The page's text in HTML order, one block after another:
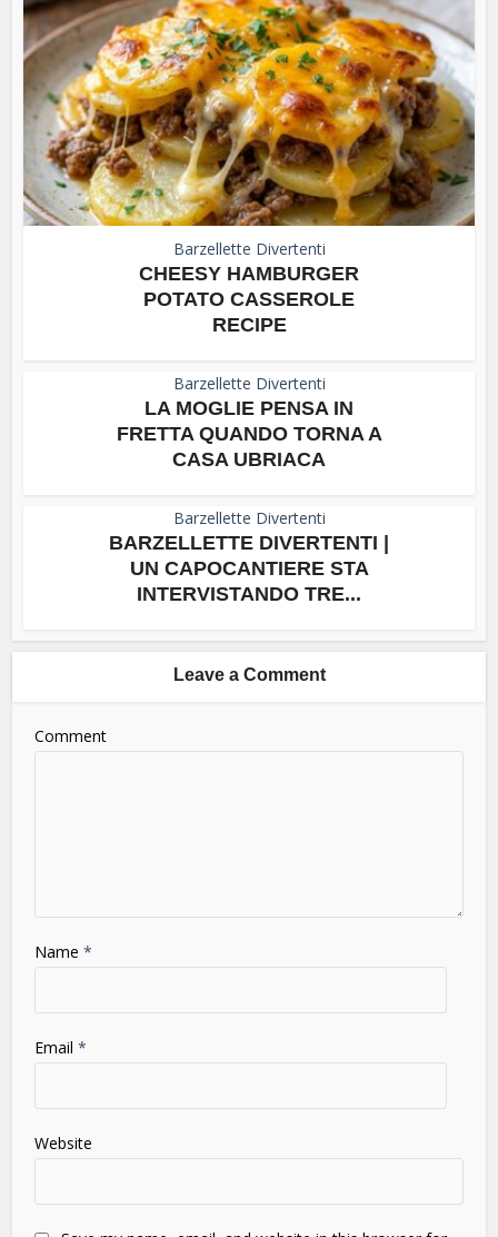
Barzellette Divertenti
CHEESY HAMBURGER
POTATO CASSEROLE
RECIPE
Barzellette Divertenti
LA MOGLIE PENSA IN
FRETTA QUANDO TORNA A
CASA UBRIACA
Barzellette Divertenti
BARZELLETTE DIVERTENTI |
UN CAPOCANTIERE STA
INTERVISTANDO TRE...
Leave a Comment
Comment
Name*
Email*
Website